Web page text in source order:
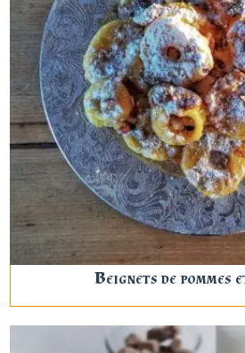
Beignets de pommes